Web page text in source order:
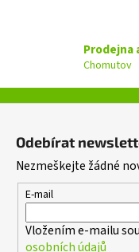
Prodejna
Chomutov
Odebírat
Nezmeškejte žádné
E-mail
Vložením e-mailu
osobních údajů